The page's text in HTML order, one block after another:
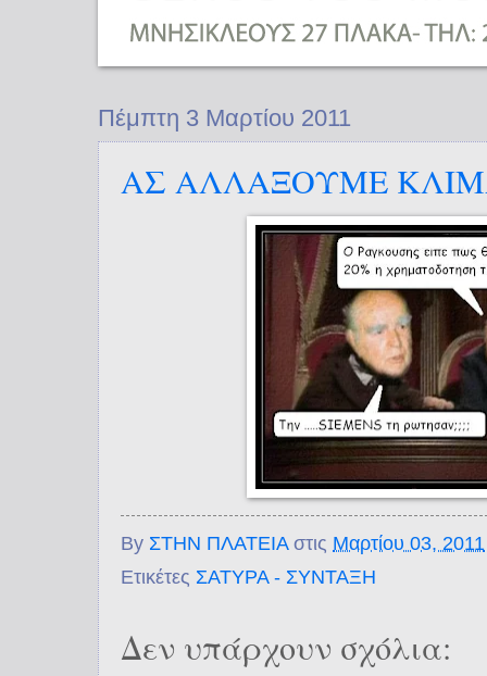
Πέμπτη 3 Μαρτίου 2011
ΑΣ ΑΛΛΑΞΟΥΜΕ
By ΣΤΗΝ ΠΛΑΤΕΙΑ στις Μαρτίου 03, 2011
Ετικέτες ΣΑΤΥΡΑ - ΣΥΝΤΑΞΗ
Δεν υπάρχουν σχόλια: